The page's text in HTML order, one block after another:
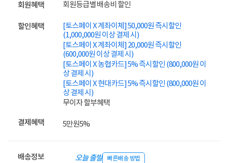
회원혜택 회원등급별 배송비 할인
할인혜택
[토스페이 X 계좌이체] 50,000원 즉시할인
(1,000,000원 이상 결제 시)
[토스페이 X 계좌이체] 20,000원 즉시할인
(600,000원 이상 결제 시)
[토스페이 X 농협카드] 5% 즉시할인 (800,000원 이
상 결제 시)
[토스페이 X 현대카드] 5% 즉시할인 (800,000원 이
상 결제 시)
무이자 할부혜택
결제혜택 5만원5%
배송정보 오늘 출발 빠른배송 방법